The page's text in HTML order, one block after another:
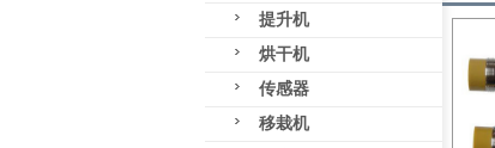
提升机
烘干机
传感器
移栽机